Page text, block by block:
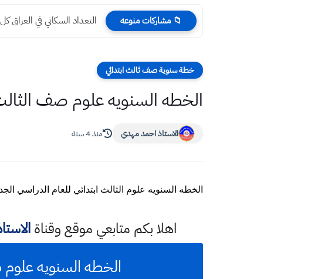
📁 مشاركات منوعه التعداد السكاني في العراق
خطة سنوية صف ثالث ابتدائي
الخطه السنويه علوم صف الثالث
الاستاذ احمد مهدي منذ 4 سنة
الخطه السنويه علوم الثالث ابتدائي للعام الدراسي الجديد 2022 خطة سنوية العلوم صف ثالث الابتدائي للعام الجديد 2022 الخطه
اهلا بكم متابعي موقع وقناة
الخطه السنويه علوم